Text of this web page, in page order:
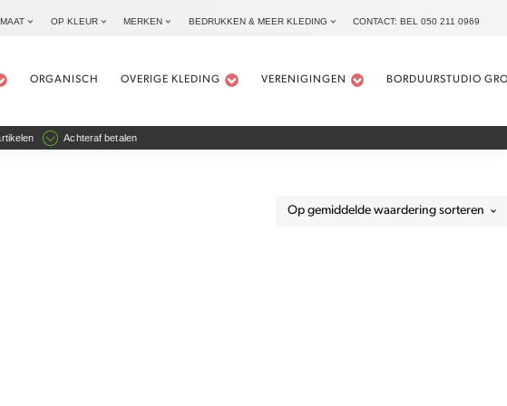
OP KLEUR MERKEN BEDRUKKEN & MEER KLEDING CONTACT: BEL 050 211 0969
ORGANISCH OVERIGE KLEDING VERENIGINGEN BORDUURSTUDIO
Achteraf betalen